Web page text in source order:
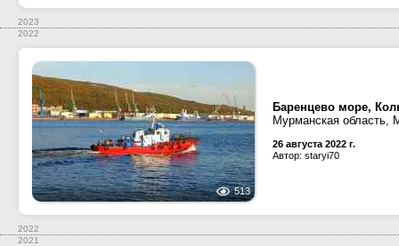
2023
2022
513
Баренцево море,
Мурманская область,
26 августа 2022 г.
Автор: staryi70
2022
2021